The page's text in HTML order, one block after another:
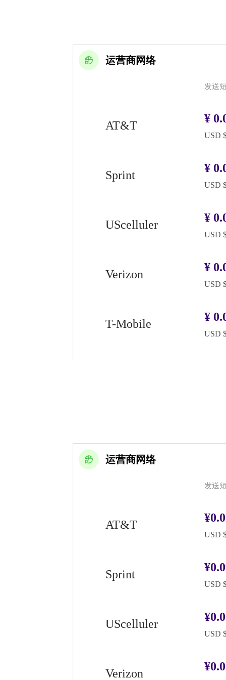
运营商网络
发送
AT&T
¥
USD
Sprint
¥
USD
UScelluler
¥
USD
Verizon
¥
USD
T-Mobile
¥
USD
运营商网络
发送
AT&T
USD
Sprint
USD
UScelluler
USD
Verizon